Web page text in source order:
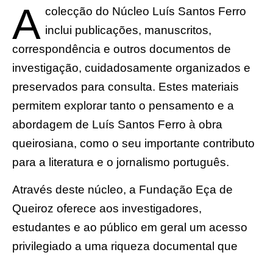
A colecção do Núcleo Luís Santos Ferro
inclui publicações, manuscritos,
correspondência e outros documentos de
investigação, cuidadosamente organizados e
preservados para consulta. Estes materiais
permitem explorar tanto o pensamento e a
abordagem de Luís Santos Ferro à obra
queirosiana, como o seu importante contributo
para a literatura e o jornalismo português.
Através deste núcleo, a Fundação Eça de
Queiroz oferece aos investigadores,
estudantes e ao público em geral um acesso
privilegiado a uma riqueza documental que